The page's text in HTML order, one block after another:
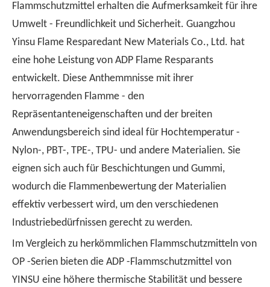
Flammschutzmittel erhalten die Aufmerksamkeit für ihre
Umwelt - Freundlichkeit und Sicherheit. Guangzhou
Yinsu Flame Resparedant New Materials Co., Ltd. hat
eine hohe Leistung von ADP Flame Resparants
entwickelt. Diese Anthemmnisse mit ihrer
hervorragenden Flamme - den
Repräsentanteneigenschaften und der breiten
Anwendungsbereich sind ideal für Hochtemperatur -
Nylon-, PBT-, TPE-, TPU- und andere Materialien. Sie
eignen sich auch für Beschichtungen und Gummi,
wodurch die Flammenbewertung der Materialien
effektiv verbessert wird, um den verschiedenen
Industriebedürfnissen gerecht zu werden.
Im Vergleich zu herkömmlichen Flammschutzmitteln von
OP -Serien bieten die ADP -Flammschutzmittel von
YINSU eine höhere thermische Stabilität und bessere